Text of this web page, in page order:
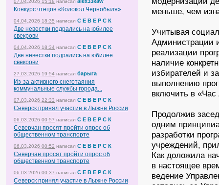
07.04.2026 15:18 написал
Конкурс чтецов «Колокол Чернобыля»
04.04.2026 18:35 написал С Е В Е Р С К
Две невестки подрались на юбилее
свекрови
04.04.2026 18:34 написал С Е В Е Р С К
Две невестки подрались на юбилее
свекрови
27.03.2026 19:54 написал барыга
Из-за активного снеготаяния
коммунальные службы города...
07.03.2026 22:33 написал С Е В Е Р С К
Северск принял участие в Лыжне России
06.03.2026 00:57 написал С Е В Е Р С К
Северчан просят пройти опрос об
общественном транспорте
06.03.2026 00:52 написал С Е В Е Р С К
Северчан просят пройти опрос об
общественном транспорте
06.03.2026 00:37 написал С Е В Е Р С К
Северск принял участие в Лыжне России
меньше, чем
Учитывая
Администрации
реализации
наличие
избирателей и
выполнению
включить в
Продолжив
одним
разработки
учреждений,
Как доложила
в настоящее
ведение